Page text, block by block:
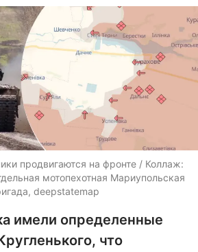
продвигаются на фронте / Коллаж:
мотопехотная Мариупольская
deepstatemap
имели определенные
что